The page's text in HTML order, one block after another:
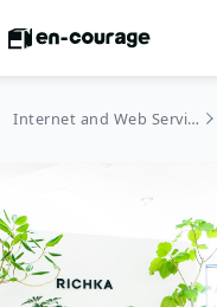
Internet and Web Services